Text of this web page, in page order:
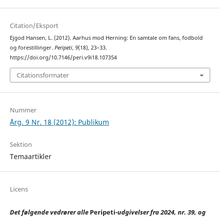
Citation/Eksport
Ejgod Hansen, L. (2012). Aarhus mod Herning: En samtale om fans, fodbold
og forestillinger. Peripeti, 9(18), 23–33.
https://doi.org/10.7146/peri.v9i18.107354
Citationsformater
Nummer
Årg. 9 Nr. 18 (2012): Publikum
Sektion
Temaartikler
Licens
Det følgende vedrører alle Peripeti-udgivelser fra 2024, nr. 39, og